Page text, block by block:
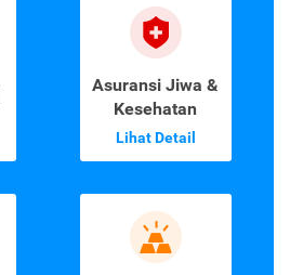
Asuransi Jiwa &
Kesehatan
Lihat Detail